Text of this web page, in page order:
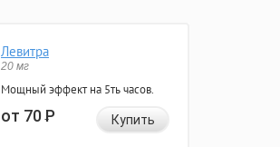
Левитра
20 мг
Мощный эффект на 5ть часов.
от 70Р Купить